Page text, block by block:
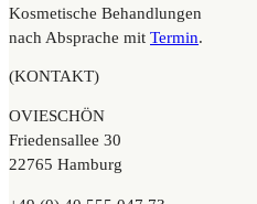
Kosmetische Behandlungen
nach Absprache mit Termin.
(KONTAKT)
OVIESCHÖN
Friedensallee 30
22765 Hamburg